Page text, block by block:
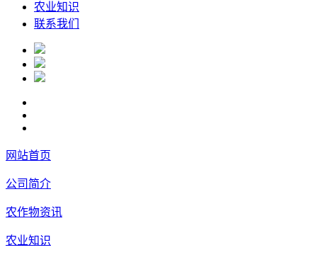
农业知识
联系我们
网站首页
公司简介
农作物资讯
农业知识